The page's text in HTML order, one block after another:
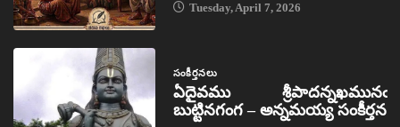
Tuesday, April 7, 2026
సంకీర్తనలు
ఏదైవము శ్రీపాదన్నఖమునఁ
బుట్టినగంగ – అన్నమయ్య సంకీర్తన